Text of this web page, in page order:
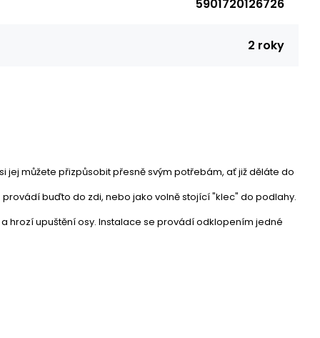
5901720126726
2 roky
jej můžete přizpůsobit přesně svým potřebám, ať již děláte do
buďto do zdi, nebo jako volně stojící "klec" do podlahy.
hrozí upuštění osy. Instalace se provádí odklopením jedné